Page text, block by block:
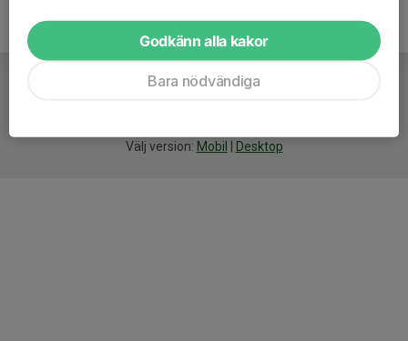
Välj version: Mobil Desktop
Godkänn alla kakor
Bara nödvändiga